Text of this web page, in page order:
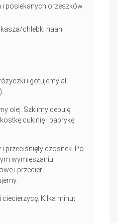
i posiekanych orzeszków
chlebki naan
i gotujemy al
olej. Szklimy cebulę.
cukinię i paprykę.
przeciśnięty czosnek. Po
wymieszaniu
i przecier
Kilka minut